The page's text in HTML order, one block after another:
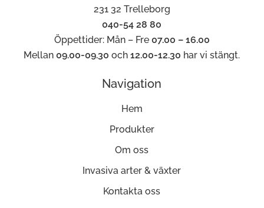
231 32 Trelleborg
040-54 28 80
Öppettider: Mån – Fre 07.00 – 16.00
Mellan09.00-09.30 och12.00-12.30 har vi stängt.
Navigation
Hem
Produkter
Om oss
Invasiva arter & växter
Kontakta oss